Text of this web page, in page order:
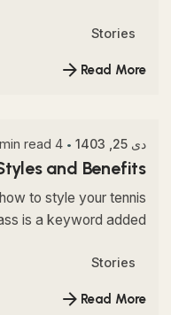
Stories
Read More
Posted by
دی 25, 1403 4 min read
and Benefits.
to style your tennis
is a keyword added...
Stories
Read More